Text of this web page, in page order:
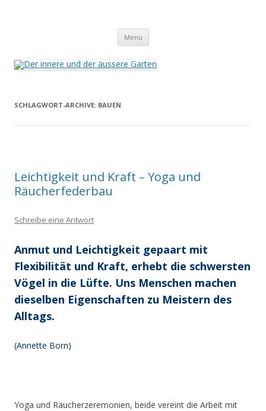
Menü Zum
springen
SCHLAGWORT-ARCHIVE: BAUEN
Leichtigkeit und Kraft – Yoga und
Räucherfederbau
Schreibe eine Antwort
Anmut und Leichtigkeit gepaart mit
Flexibilität und Kraft, erhebt die schwersten
Vögel in die Lüfte. Uns Menschen machen
dieselben Eigenschaften zu Meistern des
Alltags.
(Annette Born)
Yoga und Räucherzeremonien, beide vereint die Arbeit mit